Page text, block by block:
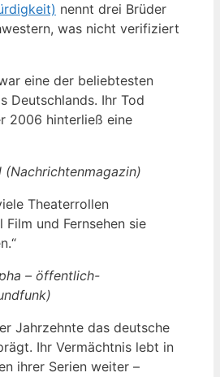
nennt drei Brüder
was nicht verifiziert
eine der beliebtesten
Deutschlands. Ihr Tod
2006 hinterließ eine
(Nachrichtenmagazin)
Theaterrollen
Film und Fernsehen sie
– öffentlich-
Jahrzehnte das deutsche
Ihr Vermächtnis lebt in
ihrer Serien weiter –